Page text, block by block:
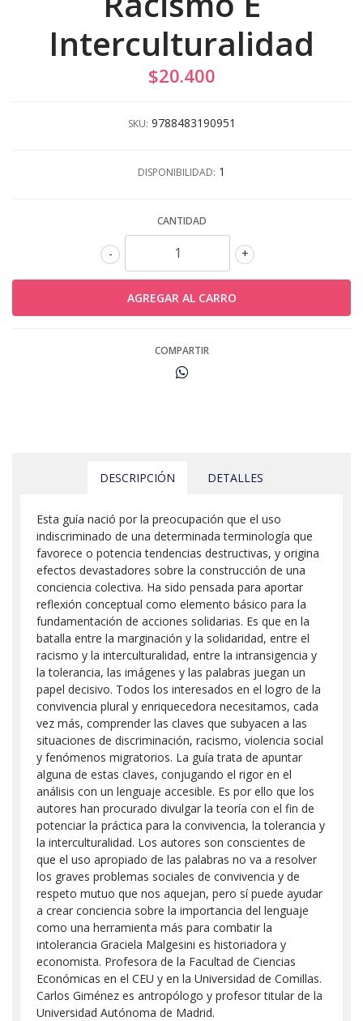
Interculturalidad
$20.400
SKU: 9788483190951
DISPONIBILIDAD: 1
CANTIDAD
+
-
COMPARTIR
DESCRIPCIÓN DETALLES
Esta guía nació por la preocupación que el uso
indiscriminado de una determinada terminología que
favorece o potencia tendencias destructivas, y origina
efectos devastadores sobre la construcción de una
conciencia colectiva. Ha sido pensada para aportar
reflexión conceptual como elemento básico para la
fundamentación de acciones solidarias. Es que en la
batalla entre la marginación y la solidaridad, entre el
racismo y la interculturalidad, entre la intransigencia y
la tolerancia, las imágenes y las palabras juegan un
papel decisivo. Todos los interesados en el logro de la
convivencia plural y enriquecedora necesitamos, cada
vez más, comprender las claves que subyacen a las
situaciones de discriminación, racismo, violencia social
y fenómenos migratorios. La guía trata de apuntar
alguna de estas claves, conjugando el rigor en el
análisis con un lenguaje accesible. Es por ello que los
autores han procurado divulgar la teoría con el fin de
potenciar la práctica para la convivencia, la tolerancia y
la interculturalidad. Los autores son conscientes de
que el uso apropiado de las palabras no va a resolver
los graves problemas sociales de convivencia y de
respeto mutuo que nos aquejan, pero sí puede ayudar
a crear conciencia sobre la importancia del lenguaje
como una herramienta más para combatir la
intolerancia Graciela Malgesini es historiadora y
economista. Profesora de la Facultad de Ciencias
Económicas en el CEU y en la Universidad de Comillas.
Carlos Giménez es antropólogo y profesor titular de la
Universidad Autónoma de Madrid.